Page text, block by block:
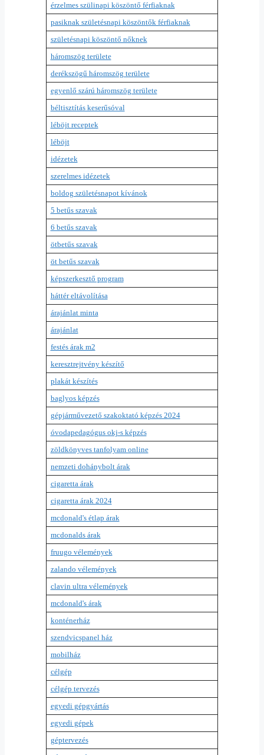
érzelmes szülinapi köszöntő férfiaknak
pasiknak születésnapi köszöntők férfiaknak
születésnapi köszöntő nőknek
háromszög területe
derékszögű háromszög területe
egyenlő szárú háromszög területe
béltisztítás keserűsóval
léböjt receptek
léböjt
idézetek
szerelmes idézetek
boldog születésnapot kívánok
5 betűs szavak
6 betűs szavak
ötbetűs szavak
öt betűs szavak
képszerkesztő program
háttér eltávolítása
árajánlat minta
árajánlat
festés árak m2
keresztrejtvény készítő
plakát készítés
baglyos képzés
gépjárművezető szakoktató képzés 2024
óvodapedagógus okj-s képzés
zöldkönyves tanfolyam online
nemzeti dohánybolt árak
cigaretta árak
cigaretta árak 2024
mcdonald's étlap árak
mcdonalds árak
fruugo vélemények
zalando vélemények
clavin ultra vélemények
mcdonald's árak
konténerház
szendvicspanel ház
mobilház
célgép
célgép tervezés
egyedi gépgyártás
egyedi gépek
géptervezés